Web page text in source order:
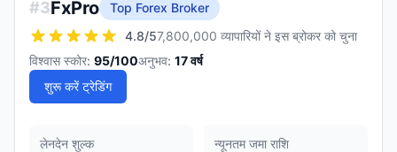
#3FxPro
Top Forex Broker
4.8/57,800,000 व्यापारियों ने इस ब्रोकर को चुना
विश्वास स्कोर: 95/100अनुभव: 17वर्ष
शुरू करें ट्रेडिंग
लेनदेन शुल्क
न्यूनतम जमा राशि